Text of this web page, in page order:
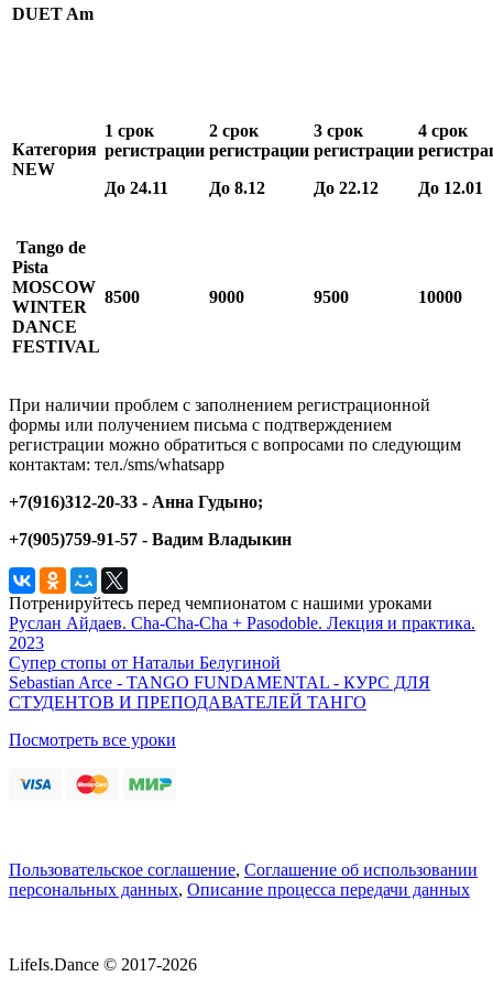
DUET Am
Категория
NEW
1 срок
регистрации
До 24.11
2 срок
регистрации
До 8.12
3 срок
регистрации
До 22.12
4 срок
До 12.01
Tango de
Pista
MOSCOW
WINTER
DANCE
FESTIVAL
8500 9000 9500 10000
При наличии проблем с заполнением регистрационной
формы или получением письма с подтверждением
регистрации можно обратиться с вопросами по следующим
контактам: тел./sms/whatsapp
+7(916)312-20-33 - Анна Гудыно;
+7(905)759-91-57 - Вадим Владыкин
Потренируйтесь перед чемпионатом с нашими уроками
Руслан Айдаев. Cha-Cha-Cha + Pasodoble. Лекция и практика.
2023
Супер стопы от Натальи Белугиной
Sebastian Arce - TANGO FUNDAMENTAL - КУРС ДЛЯ
СТУДЕНТОВ И ПРЕПОДАВАТЕЛЕЙ ТАНГО
Посмотреть все уроки
Пользовательское соглашение, Соглашение об использовании
персональных данных, Описание процесса передачи данных
LifeIs.Dance © 2017-2026